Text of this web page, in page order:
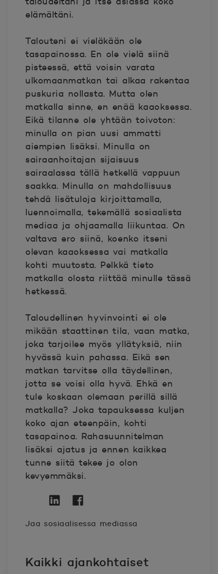
elämältäni.
Talouteni ei vieläkään ole
tasapainossa. En ole vielä siinä
pisteessä, että voisin varata
ulkomaanmatkan tai alkaa rakentaa
puskuria nollasta. Mutta olen
matkalla sinne, en enää kaaoksessa.
Eikä tilanne ole yhtään toivoton:
minulla on pian uusi ammatti
aiempien lisäksi. Minulla on
sairaanhoitajan sijaisuus
sairaalassa tällä hetkellä vappuun
saakka. Minulla on mahdollisuus
tehdä lisätuloja kirjoittamalla,
luennoimalla, tekemällä sosiaalista
mediaa ja ohjaamalla liikuntaa. On
valtava ero siinä, koenko itseni
olevan kaaoksessa vai matkalla
kohti muutosta. Pelkkä tieto
matkalla olosta riittää minulle tässä
hetkessä.
Taloudellinen hyvinvointi ei ole
mikään staattinen tila, vaan matka,
joka tarjoilee myös yllätyksiä, niin
hyvässä kuin pahassa. Eikä sen
matkan tarvitse olla täydellinen,
jotta se voisi olla hyvä. Ehkä en
tule koskaan olemaan perillä sillä
matkalla? Joka tapauksessa kuljen
koko ajan eteenpäin, kohti
tasapainoa. Rahasuunnitelman
lisäksi ajatus ja ennen kaikkea
tunne siitä tekee jo olon
kevyemmäksi.
Jaa sosiaalisessa mediassa
Kaikki ajankohtaiset